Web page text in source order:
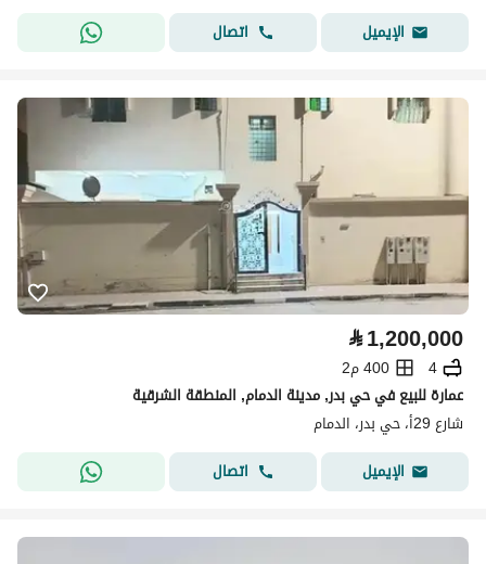
الإيميل
اتصال
⃁1,200,000
4
400 م2
عمارة للبيع في حي بدر, مدينة الدمام, المنطقة الشرقية
شارع 29أ، حي بدر، الدمام
الإيميل
اتصال